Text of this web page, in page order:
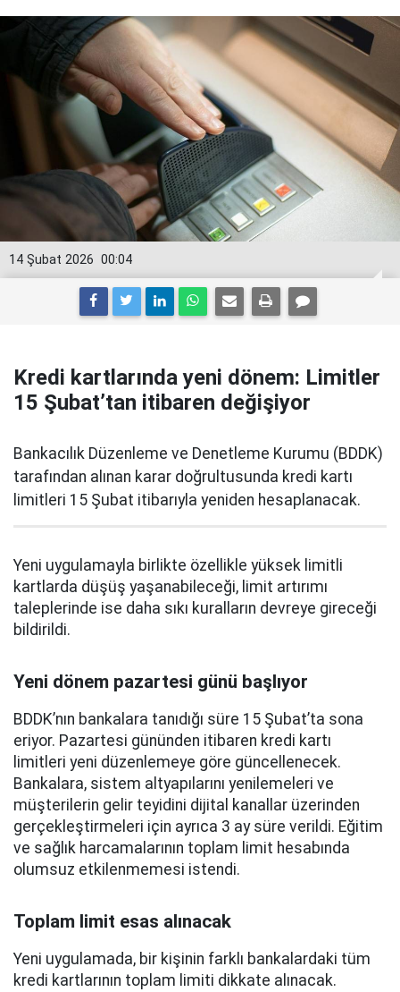
00:04
14 Şubat 2026
Kredi kartlarında yeni dönem: Limitler
15 Şubat’tan itibaren değişiyor
Bankacılık Düzenleme ve Denetleme Kurumu (BDDK)
tarafından alınan karar doğrultusunda kredi kartı
limitleri 15 Şubat itibarıyla yeniden hesaplanacak.
Yeni uygulamayla birlikte özellikle yüksek limitli
kartlarda düşüş yaşanabileceği, limit artırımı
taleplerinde ise daha sıkı kuralların devreye gireceği
bildirildi.
Yeni dönem pazartesi günü başlıyor
BDDK’nın bankalara tanıdığı süre 15 Şubat’ta sona
eriyor. Pazartesi gününden itibaren kredi kartı
limitleri yeni düzenlemeye göre güncellenecek.
Bankalara, sistem altyapılarını yenilemeleri ve
müşterilerin gelir teyidini dijital kanallar üzerinden
gerçekleştirmeleri için ayrıca 3 ay süre verildi. Eğitim
ve sağlık harcamalarının toplam limit hesabında
olumsuz etkilenmemesi istendi.
Toplam limit esas alınacak
Yeni uygulamada, bir kişinin farklı bankalardaki tüm
kredi kartlarının toplam limiti dikkate alınacak.